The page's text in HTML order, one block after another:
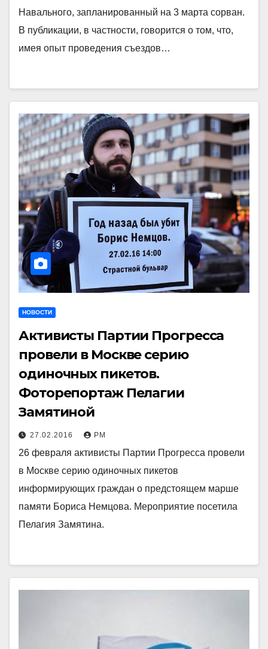
Навального, запланированный на 3 марта сорван.
В публикации, в частности, говорится о том, что,
имея опыт проведения съездов…
НОВОСТИ
Активисты Партии Прогресса
провели в Москве серию
одиночных пикетов.
Фоторепортаж Пелагии
Замятиной
27.02.2016 РМ
26 февраля активисты Партии Прогресса провели
в Москве серию одиночных пикетов
информирующих граждан о предстоящем марше
памяти Бориса Немцова. Мероприятие посетила
Пелагия Замятина.